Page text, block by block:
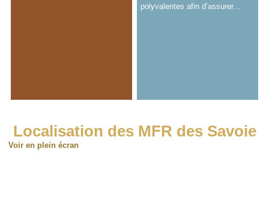
polyvalentes afin d’assurer...
Localisation des MFR des Savoie
Voir en plein écran